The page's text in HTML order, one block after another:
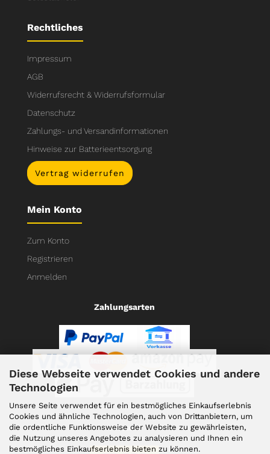
Diese Webseite verwendet Cookies und andere
Technologien
Unsere Seite verwendet für ein bestmögliches Einkaufserlebnis
Cookies und ähnliche Technologien, auch von Drittanbietern, um
die ordentliche Funktionsweise der Website zu gewährleisten,
die Nutzung unseres Angebotes zu analysieren und Ihnen ein
bestmögliches Einkaufserlebnis bieten zu können.
Rechtliches
Impressum
AGB
Widerrufsrecht & Widerrufsformular
Datenschutz
Zahlungs- und Versandinformationen
Hinweise zur Batterieentsorgung
Vertrag widerrufen
Mein Konto
Zum Konto
Registrieren
Anmelden
Zahlungsarten
Versand